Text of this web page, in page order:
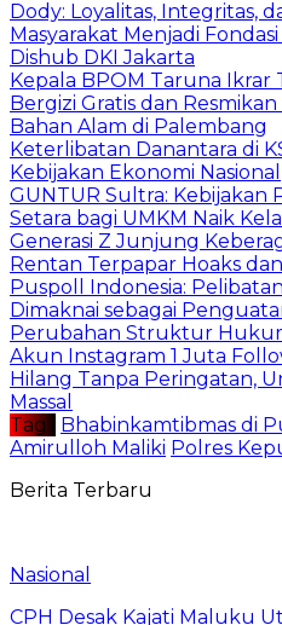
Dody: Loyalitas, Integritas,
Masyarakat Menjadi
Dishub DKI Jakarta
Kepala BPOM Taruna Ikrar
Bergizi Gratis dan
Bahan Alam di Palembang
Keterlibatan Danantara di
Kebijakan Ekonomi Nasional
GUNTUR Sultra: Kebijakan
Setara bagi UMKM Naik
Generasi Z Junjung
Rentan Terpapar Hoaks
Puspoll Indonesia:
Dimaknai sebagai
Perubahan Struktur
Akun Instagram 1 Juta
Hilang Tanpa Peringatan,
Massal
Tag :
Bhabinkamtibmas di
Amirulloh Maliki Polres
Berita Terbaru
Nasional
CPH Desak Kajati Maluku